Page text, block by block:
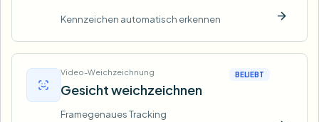
Kennzeichen automatisch erkennen Jetzt
Video-Weichzeichnung
Gesicht weichzeichnen
BELIEBT
Framegenaues Tracking